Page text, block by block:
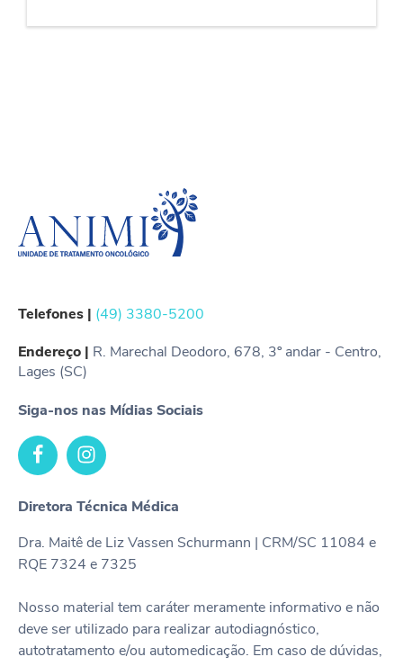
Telefones | (49) 3380-5200
Endereço | R. Marechal Deodoro, 678, 3º andar - Centro,
Lages (SC)
Siga-nos nas Mídias Sociais
Diretora Técnica Médica
Dra. Maitê de Liz Vassen Schurmann | CRM/SC 11084 e
RQE 7324 e 7325
Nosso material tem caráter meramente informativo e não
deve ser utilizado para realizar autodiagnóstico,
autotratamento e/ou automedicação. Em caso de dúvidas,